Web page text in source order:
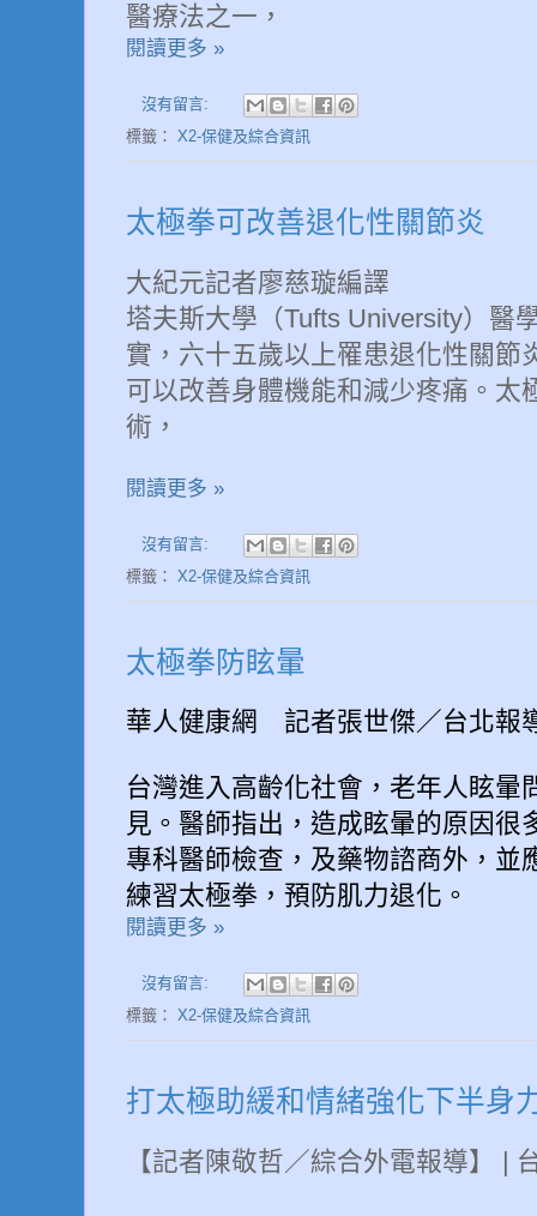
醫療法之一，
閱讀更多 »
沒有留言:
標籤： X2-保健及綜合資訊
太極拳可改善退化性關節炎
大紀元記者廖慈璇編譯
塔夫斯大學（Tufts University）醫
實，六十五歲以上罹患退化性關節
可以改善身體機能和減少疼痛。太
術，
閱讀更多 »
沒有留言:
標籤： X2-保健及綜合資訊
太極拳防眩暈
華人健康網 記者張世傑／台北報
台灣進入高齡化社會，老年人眩暈
見。醫師指出，造成眩暈的原因很
專科醫師檢查，及藥物諮商外，並
練習太極拳，預防肌力退化。
閱讀更多 »
沒有留言:
標籤： X2-保健及綜合資訊
打太極助緩和情緒強化下半身
【記者陳敬哲／綜合外電報導】 |